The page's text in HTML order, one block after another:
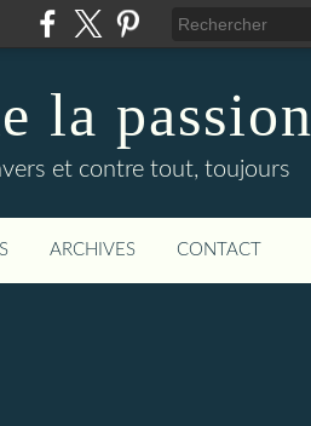
la passion
et contre tout, toujours
ARCHIVES CONTACT